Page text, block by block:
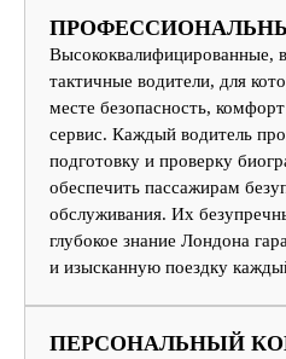
Высококвалифицированные,
тактичные водители, для
месте безопасность,
сервис. Каждый водитель
подготовку и проверку
обеспечить пассажирам
обслуживания. Их
глубокое знание Лондона
и изысканную поездку
ПЕРСОНАЛЬНЫЙ